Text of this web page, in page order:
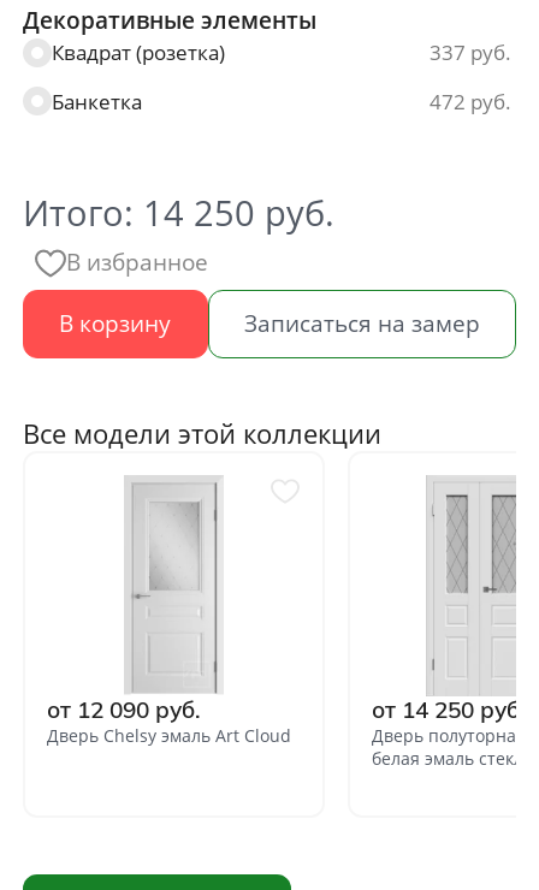
Декоративные элементы
Квадрат (розетка)
337
Банкетка
472
Итого: 14 250 руб.
В избранное
В корзину
Записаться на замер
Все модели этой коллекции
от 12 090 руб.
Дверь Chelsy эмаль Art Cloud
от 14 250 руб.
Дверь полуторная
белая эмаль